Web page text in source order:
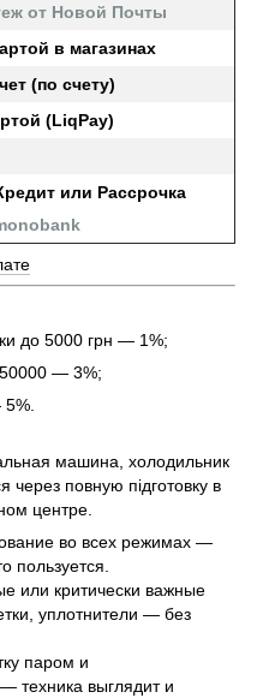
от Новой Почты
в магазинах
(по счету)
(LiqPay)
или Рассрочка
до 5000 грн — 1%;
50000 — 3%;
машина, холодильник
повную підготовку в
центре.
во всех режимах —
пользуется.
или критически важные
уплотнители — без
паром и
техника выглядит и